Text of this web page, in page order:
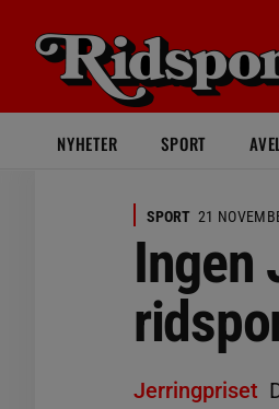
NYHETER SPORT
SPORT 21
Ingen
Jerringpriset